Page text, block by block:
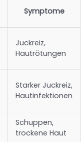
Symptome
Juckreiz,
Hautrötungen
Starker Juckreiz,
Hautinfektionen
Schuppen,
trockene Haut